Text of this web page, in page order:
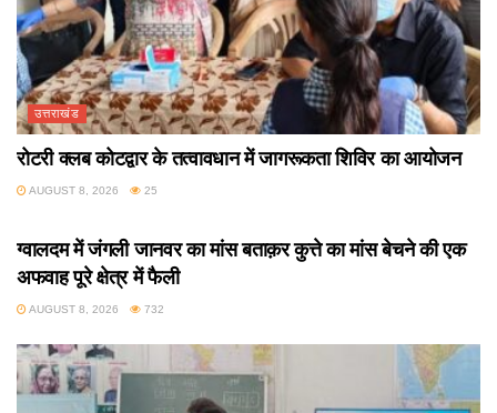
उत्तराखंड
रोटरी क्लब कोटद्वार के तत्वावधान में जागरूकता शिविर का आयोजन
AUGUST 8, 2026 25
ग्वालदम में जंगली जानवर का मांस बताक़र कुत्ते का मांस बेचने की एक
अफवाह पूरे क्षेत्र में फैली
AUGUST 8, 2026 732